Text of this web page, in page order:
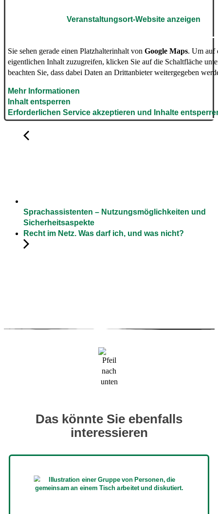
Veranstaltungsort-Website anzeigen
Sie sehen gerade einen Platzhalterinhalt von Google Maps. Um auf
eigentlichen Inhalt zuzugreifen, klicken Sie auf die Schaltfläche
beachten Sie, dass dabei Daten an Drittanbieter weitergegeben
Mehr Informationen
Inhalt entsperren
Erforderlichen Service akzeptieren und Inhalte
Sprachassistenten – Nutzungsmöglichkeiten und
Sicherheitsaspekte
Recht im Netz. Was darf ich, und was nicht?
Das könnte Sie ebenfalls
interessieren